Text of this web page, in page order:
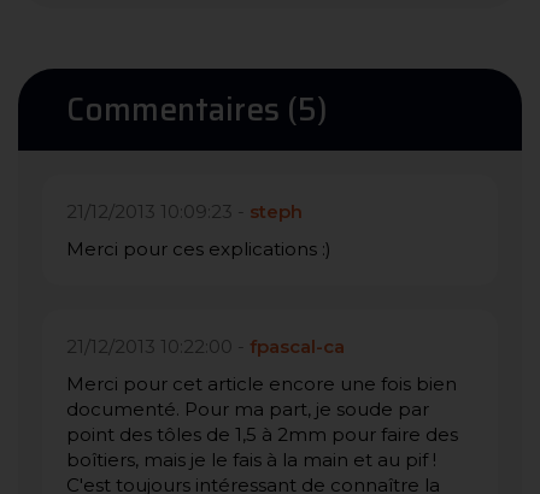
Commentaires (5)
21/12/2013 10:09:23 - steph
Merci pour ces explications :)
21/12/2013 10:22:00 - fpascal-ca
Merci pour cet article encore une fois bien
documenté. Pour ma part, je soude par
point des tôles de 1,5 à 2mm pour faire des
boîtiers, mais je le fais à la main et au pif !
C'est toujours intéressant de connaître la